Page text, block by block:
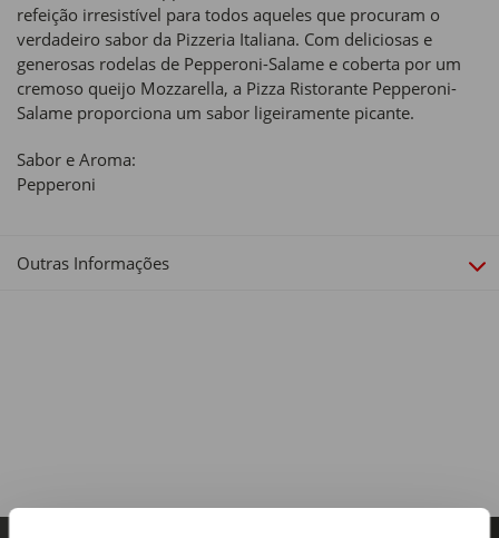
refeição irresistível para todos aqueles que procuram o
verdadeiro sabor da Pizzeria Italiana. Com deliciosas e
generosas rodelas de Pepperoni-Salame e coberta por um
cremoso queijo Mozzarella, a Pizza Ristorante Pepperoni-
Salame proporciona um sabor ligeiramente picante.
Sabor e Aroma:
Pepperoni
Outras Informações